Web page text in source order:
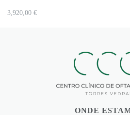
3,920,00 €
ONDE